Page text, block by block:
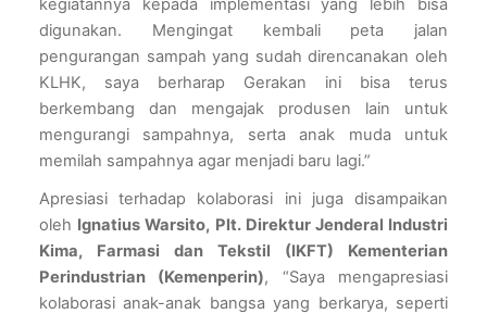
kegiatannya kepada implementasi yang lebih bisa
digunakan. Mengingat kembali peta jalan
pengurangan sampah yang sudah direncanakan oleh
KLHK, saya berharap Gerakan ini bisa terus
berkembang dan mengajak produsen lain untuk
mengurangi sampahnya, serta anak muda untuk
memilah sampahnya agar menjadi baru lagi.”
Apresiasi terhadap kolaborasi ini juga disampaikan
oleh Ignatius Warsito, Plt. Direktur Jenderal Industri
Kima, Farmasi dan Tekstil (IKFT) Kementerian
Perindustrian (Kemenperin), “Saya mengapresiasi
kolaborasi anak-anak bangsa yang berkarya, seperti